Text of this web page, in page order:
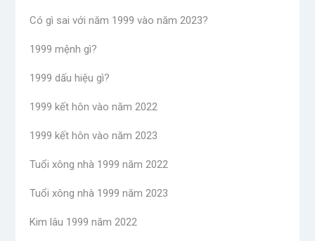
Có gì sai với năm 1999 vào năm 2023?
1999 mệnh gì?
1999 dấu hiệu gì?
1999 kết hôn vào năm 2022
1999 kết hôn vào năm 2023
Tuổi xông nhà 1999 năm 2022
Tuổi xông nhà 1999 năm 2023
Kim lâu 1999 năm 2022